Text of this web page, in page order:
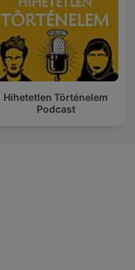
Hihetetlen Történelem
Podcast